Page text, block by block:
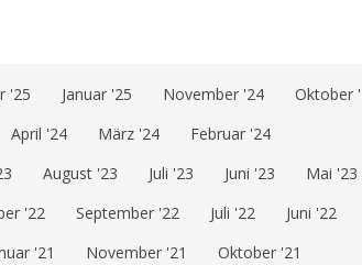
'25 Januar '25 November '24
Oktober
April '24 März '24
Februar '24
August '23 Juli '23 Juni '23
Mai '23
'22 September '22 Juli '22
Juni '22
'21 November '21
Oktober '21